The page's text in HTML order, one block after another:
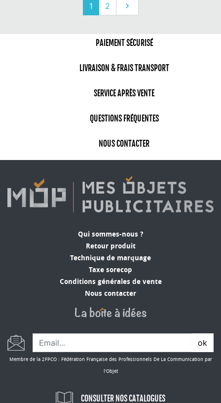
1 2 Suivant

PAIEMENT SÉCURISÉ
LIVRAISON & FRAIS TRANSPORT
SERVICE APRÈS VENTE
QUESTIONS FRÉQUENTES
NOUS CONTACTER
Qui sommes-nous ?
Retour produit
Technique de marquage
Taxe sorecop
Conditions générales de vente
Nous contacter
ok
Membre de la 2FPCO : Fédération Française des Professionnels De La Communication par
l'Objet
CONSULTER NOS CATALOGUES